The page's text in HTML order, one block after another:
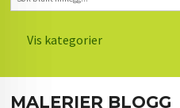
Vis kategorier
MALERIER BLOGG